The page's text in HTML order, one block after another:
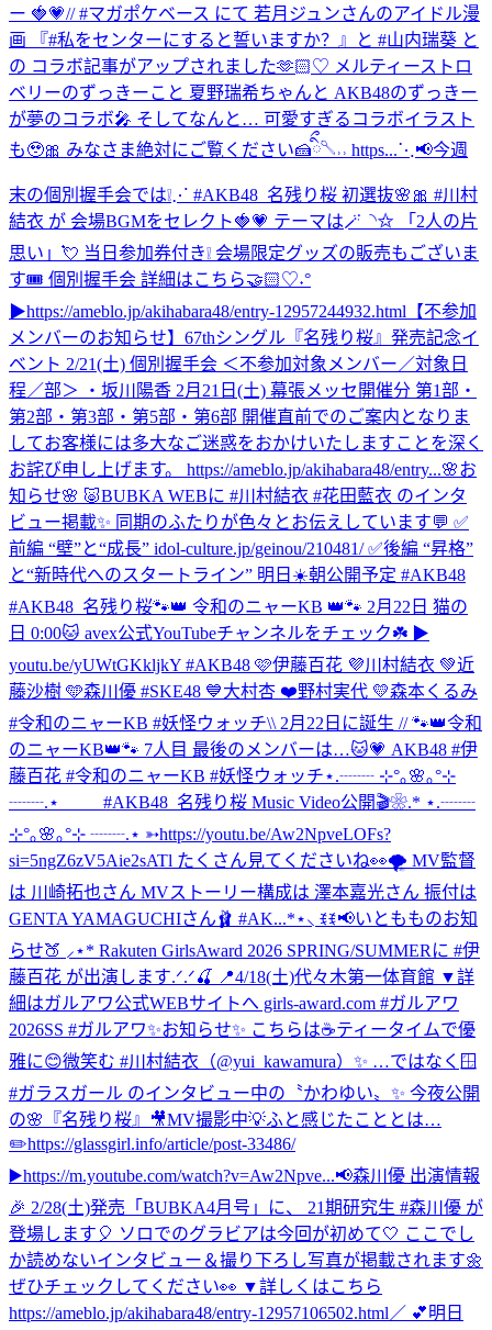
ー 🍓💗// #マガポケベース にて 若月ジュンさんのアイドル漫
画 『#私をセンターにすると誓いますか？』と #山内瑞葵 と
の コラボ記事がアップされました🫶🏻♡ メルティーストロ
ベリーのずっきーこと 夏野瑞希ちゃんと AKB48のずっきー
が夢のコラボ🎤 そしてなんと… 可愛すぎるコラボイラスト
も🥹🎀 みなさま絶対にご覧ください🍰ིྀ𓌈˒˒ https...⋱📢今週
末の個別握手会では❕⋰ #AKB48_名残り桜 初選抜🌸🎀 #川村
結衣 が 会場BGMをセレクト🍓💗 テーマは🪄◝✩ 「2人の片
思い」💘 当日参加券付き❕ 会場限定グッズの販売もございま
す🎟️ 個別握手会 詳細はこちら🤝🏻♡˖°
▶︎https://ameblo.jp/akihabara48/entry-12957244932.html 【不参加
メンバーのお知らせ】67thシングル『名残り桜』発売記念イ
ベント 2/21(土) 個別握手会 ＜不参加対象メンバー／対象日
程／部＞ ・坂川陽香 2月21日(土) 幕張メッセ開催分 第1部・
第2部・第3部・第5部・第6部 開催直前でのご案内となりま
してお客様には多大なご迷惑をおかけいたしますことを深く
お詫び申し上げます。 https://ameblo.jp/akihabara48/entry...🌸お
知らせ🌸 🐷BUBKA WEBに #川村結衣 #花田藍衣 のインタ
ビュー掲載✨ 同期のふたりが色々とお伝えしています💬 ✅
前編 “壁”と“成長” idol-culture.jp/geinou/210481/ ✅後編 “昇格”
と“新時代へのスタートライン” 明日☀️朝公開予定 #AKB48
#AKB48_名残り桜🐾👑 令和のニャーKB 👑🐾 2月22日 猫の
日 0:00🐱 avex公式YouTubeチャンネルをチェック☘️ ▶︎
youtu.be/yUWtGKkljkY #AKB48 🩷伊藤百花 💜川村結衣 💚近
藤沙樹 🩵森川優 #SKE48 💙大村杏 ❤️野村実代 💛森本くるみ
#令和のニャーKB #妖怪ウォッチ\\ 2月22日に誕生 // 🐾👑令和
のニャーKB👑🐾 7人目 最後のメンバーは…🐱💗 AKB48 #伊
藤百花 #令和のニャーKB #妖怪ウォッチ⋆.┈┈ ⊹°｡🌸｡°⊹
┈┈.⋆ #AKB48_名残り桜 Music Video公開🎬❀.* ⋆.┈┈
⊹°｡🌸｡°⊹ ┈┈.⋆ ➳https://youtu.be/Aw2NpveLOFs?
si=5ngZ6zV5Aie2sATl たくさん見てくださいね👀🌪️ MV監督
は 川崎拓也さん MVストーリー構成は 澤本嘉光さん 振付は
GENTA YAMAGUCHIさん🩰 #AK...*⋆⸜ ꉂꉂ📢いともものお知
らせ🍑 ⸝⋆* Rakuten GirlsAward 2026 SPRING/SUMMERに #伊
藤百花 が出演します.ᐟ.ᐟ🍒 📍4/18(土)代々木第一体育館 ▼詳
細はガルアワ公式WEBサイトへ girls-award.com #ガルアワ
2026SS #ガルアワ✨お知らせ✨ こちらは☕️ティータイムで優
雅に😊微笑む #川村結衣（@yui_kawamura）✨ …ではなく🪟
#ガラスガール のインタビュー中の〝かわゆい〟✨ 今夜公開
の🌸『名残り桜』🎥MV撮影中💡ふと感じたこととは…
✏️https://glassgirl.info/article/post-33486/
▶️https://m.youtube.com/watch?v=Aw2Npve...📢森川優 出演情報
🎉 2/28(土)発売「BUBKA4月号」に、 21期研究生 #森川優 が
登場します🎈 ソロでのグラビアは今回が初めて🤍 ここでし
か読めないインタビュー＆撮り下ろし写真が掲載されます🌼
ぜひチェックしてください👀 ▼詳しくはこちら
https://ameblo.jp/akihabara48/entry-12957106502.html ／ 💕明日